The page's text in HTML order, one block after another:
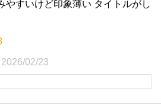
やすいけど印象薄い タイトルがし
2026/02/23